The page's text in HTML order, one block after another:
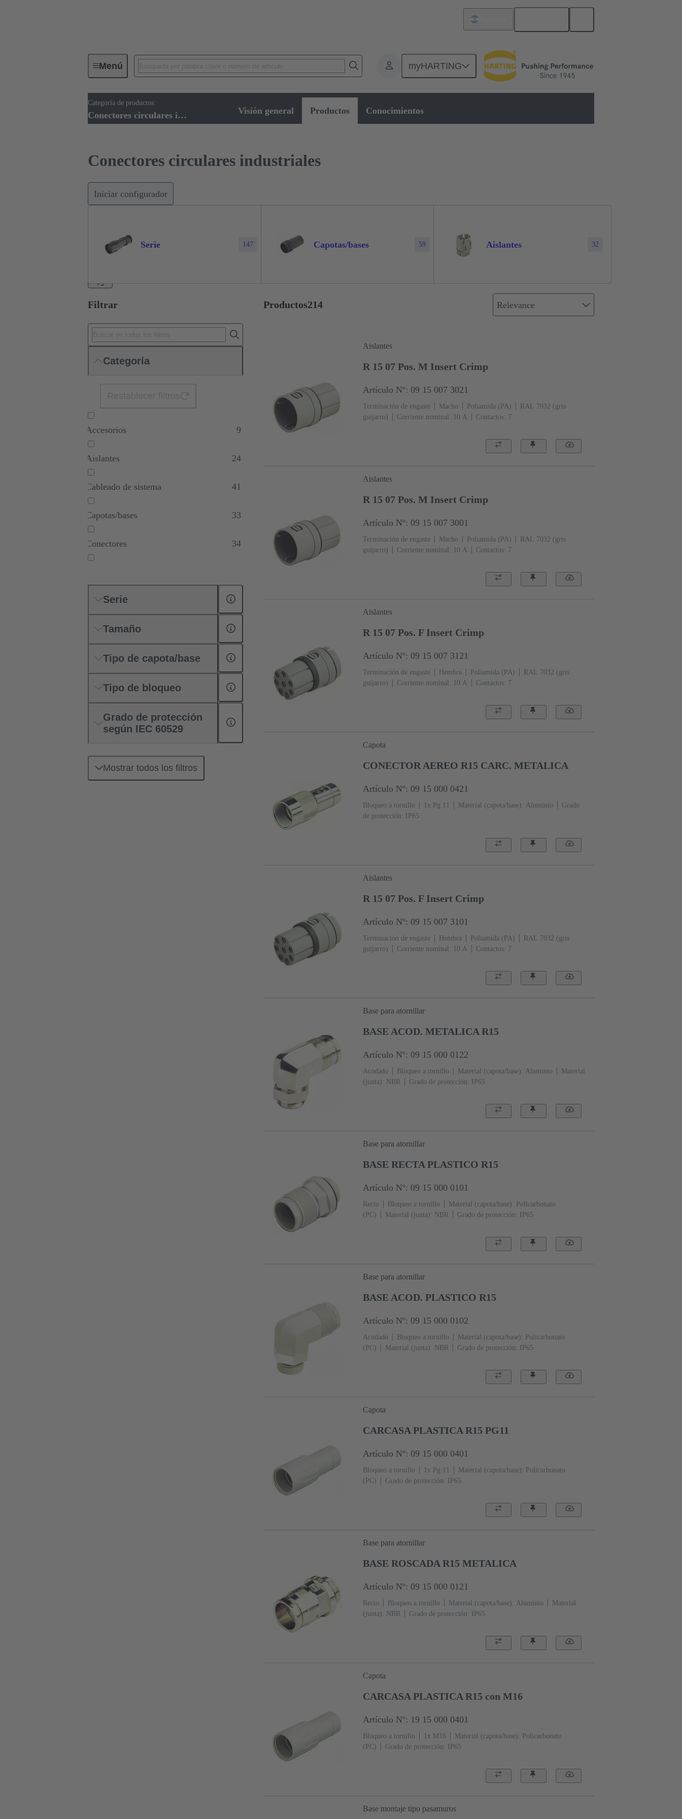
Menú myHARTING
Categoría de productos:
Conectores circulares industriales Visión general Productos Conocimientos
Conectores industriales / Han®
Conectores circulares industriales
Iniciar configurador
Serie 147 Capotas/bases 59 Aislantes 32
+3
Filtrar
Categoría
Accesorios 9
Aislantes 24
Cableado de sistema 41
Capotas/bases 33
Conectores 34
Juegos de conectores 41
Serie
Tamaño
Tipo de capota/base
Tipo de bloqueo
Grado de protección
según IEC 60529
Mostrar todos los filtros
Productos214 Relevance
Aislantes
R 15 07 Pos. M Insert Crimp
Artículo Nº: 09 15 007 3021
Terminación de engaste Macho Poliamida (PA)
RAL 7032 (gris
guijarro)
Corriente nominal: ‌10 A Contactos: 7
Aislantes
R 15 07 Pos. M Insert Crimp
Artículo Nº: 09 15 007 3001
Terminación de engaste Macho Poliamida (PA)
RAL 7032 (gris
guijarro)
Corriente nominal: ‌10 A Contactos: 7
Aislantes
R 15 07 Pos. F Insert Crimp
Artículo Nº: 09 15 007 3121
Terminación de engaste Hembra Poliamida (PA)
RAL 7032 (gris
guijarro)
Corriente nominal: ‌10 A Contactos: 7
Capota
CONECTOR AEREO R15 CARC. METALICA
Artículo Nº: 09 15 000 0421
Bloqueo a tornillo 1x Pg 11 Material (capota/base): Aluminio
Grado
de protección: IP65
Aislantes
R 15 07 Pos. F Insert Crimp
Artículo Nº: 09 15 007 3101
Terminación de engaste Hembra Poliamida (PA)
RAL 7032 (gris
guijarro)
Corriente nominal: ‌10 A Contactos: 7
Base para atornillar
BASE ACOD. METALICA R15
Artículo Nº: 09 15 000 0122
Acodado Bloqueo a tornillo Material (capota/base): Aluminio
Material
(junta): NBR
Grado de protección: IP65
Base para atornillar
BASE RECTA PLASTICO R15
Artículo Nº: 09 15 000 0101
Recto Bloqueo a tornillo
Material (capota/base): Policarbonato
(PC)
Material (junta): NBR Grado de protección: IP65
Base para atornillar
BASE ACOD. PLASTICO R15
Artículo Nº: 09 15 000 0102
Acodado Bloqueo a tornillo
Material (capota/base): Policarbonato
(PC)
Material (junta): NBR Grado de protección: IP65
Capota
CARCASA PLASTICA R15 PG11
Artículo Nº: 09 15 000 0401
Bloqueo a tornillo 1x Pg 11
Material (capota/base): Policarbonato
(PC)
Grado de protección: IP65
Base para atornillar
BASE ROSCADA R15 METALICA
Artículo Nº: 09 15 000 0121
Recto Bloqueo a tornillo Material (capota/base): Aluminio
Material
(junta): NBR
Grado de protección: IP65
Capota
CARCASA PLASTICA R15 con M16
Artículo Nº: 19 15 000 0401
Bloqueo a tornillo 1x M16
Material (capota/base): Policarbonato
(PC)
Grado de protección: IP65
Base montaje tipo pasamuros